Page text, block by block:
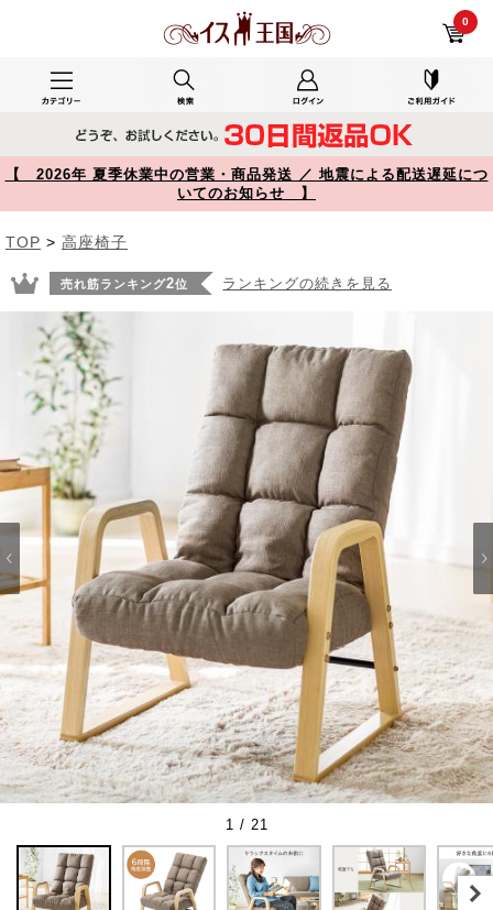
0
【 2026年 夏季休業中の営業・商品発送 ／ 地震による配送遅延につ
いてのお知らせ 】
TOP > 高座椅子
売れ筋ランキング2位 ランキングの続きを見る
1 / 21